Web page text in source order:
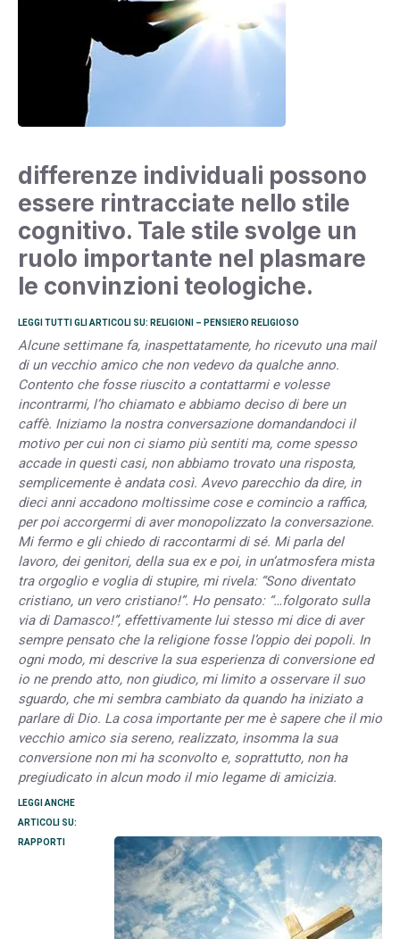
differenze individuali possono
essere rintracciate nello stile
cognitivo. Tale stile svolge un
ruolo importante nel plasmare
le convinzioni teologiche.
LEGGI TUTTI GLI ARTICOLI SU: RELIGIONI – PENSIERO RELIGIOSO
Alcune settimane fa, inaspettatamente, ho ricevuto una mail
di un vecchio amico che non vedevo da qualche anno.
Contento che fosse riuscito a contattarmi e volesse
incontrarmi, l’ho chiamato e abbiamo deciso di bere un
caffè. Iniziamo la nostra conversazione domandandoci il
motivo per cui non ci siamo più sentiti ma, come spesso
accade in questi casi, non abbiamo trovato una risposta,
semplicemente è andata così. Avevo parecchio da dire, in
dieci anni accadono moltissime cose e comincio a raffica,
per poi accorgermi di aver monopolizzato la conversazione.
Mi fermo e gli chiedo di raccontarmi di sé. Mi parla del
lavoro, dei genitori, della sua ex e poi, in un’atmosfera mista
tra orgoglio e voglia di stupire, mi rivela: “Sono diventato
cristiano, un vero cristiano!”. Ho pensato: “…folgorato sulla
via di Damasco!”, effettivamente lui stesso mi dice di aver
sempre pensato che la religione fosse l’oppio dei popoli. In
ogni modo, mi descrive la sua esperienza di conversione ed
io ne prendo atto, non giudico, mi limito a osservare il suo
sguardo, che mi sembra cambiato da quando ha iniziato a
parlare di Dio. La cosa importante per me è sapere che il mio
vecchio amico sia sereno, realizzato, insomma la sua
conversione non mi ha sconvolto e, soprattutto, non ha
pregiudicato in alcun modo il mio legame di amicizia.
LEGGI ANCHE
ARTICOLI SU:
RAPPORTI